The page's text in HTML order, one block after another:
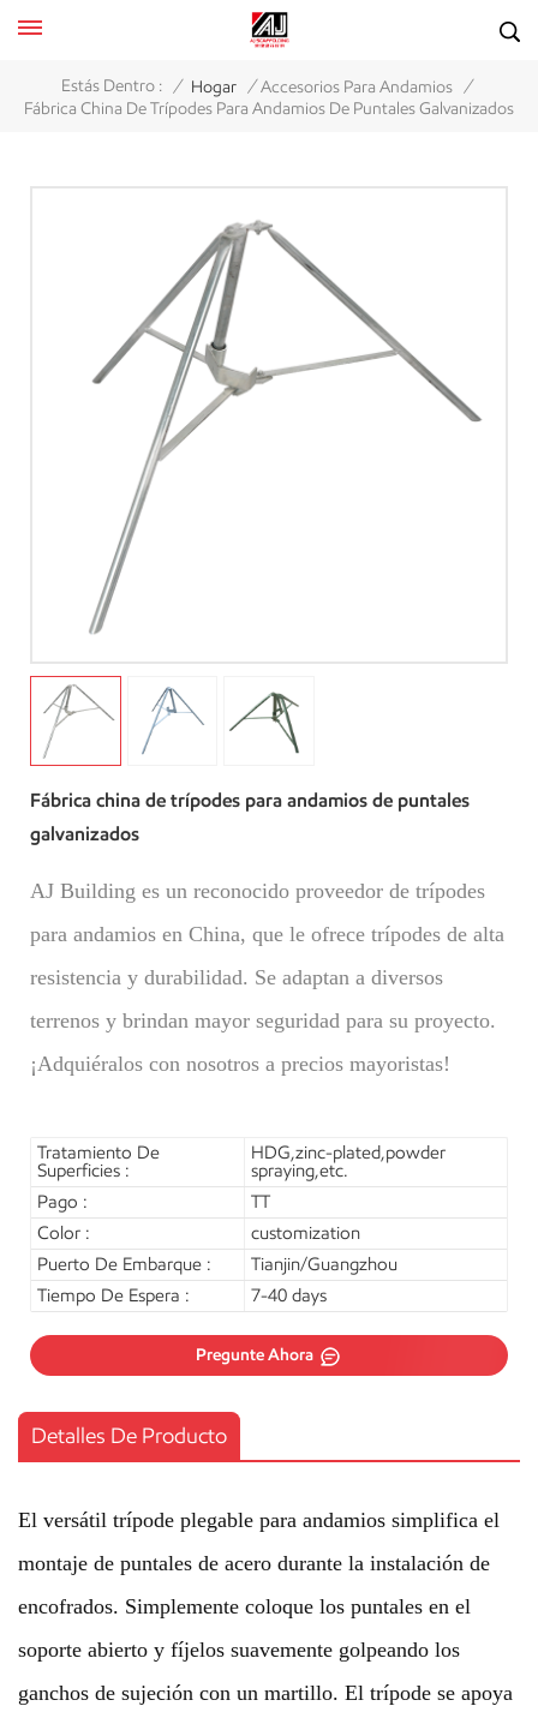
Estás Dentro : / Hogar / Accesorios Para Andamios /
Fábrica China De Trípodes Para Andamios De Puntales Galvanizados
Fábrica china de trípodes para andamios de puntales
galvanizados
AJ Building es un reconocido proveedor de trípodes
para andamios en China, que le ofrece trípodes de alta
resistencia y durabilidad. Se adaptan a diversos
terrenos y brindan mayor seguridad para su proyecto.
¡Adquiéralos con nosotros a precios mayoristas!
Tratamiento De
Superficies :
HDG,zinc-plated,powder
spraying,etc.
Pago :
TT
Color :
customization
Puerto De Embarque :
Tianjin/Guangzhou
Tiempo De Espera :
7-40 days
Pregunte Ahora
Detalles De Producto
El versátil trípode plegable para andamios simplifica el
montaje de puntales de acero durante la instalación de
encofrados. Simplemente coloque los puntales en el
soporte abierto y fíjelos suavemente golpeando los
ganchos de sujeción con un martillo. El trípode se apoya